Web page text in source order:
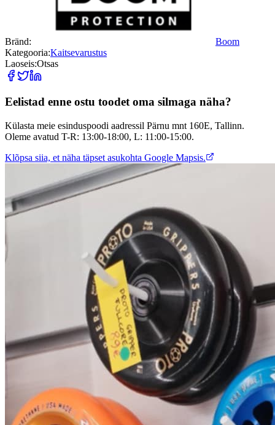
Bränd:
Boom
Kategooria:Kaitsevarustus
Laoseis:Otsas
Eelistad enne ostu toodet oma silmaga näha?
Külasta meie esinduspoodi aadressil Pärnu mnt 160E, Tallinn.
Oleme avatud T-R: 13:00-18:00, L: 11:00-15:00.
Klõpsa siia, et näha täpset asukohta Google Mapsis.